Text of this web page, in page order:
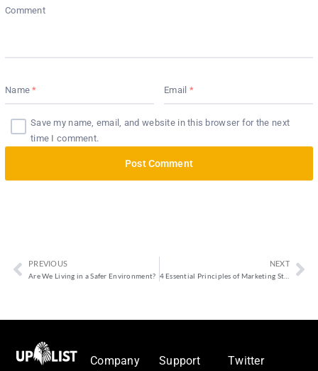
Comment
Name Email
Save my name, email, and website in this browser for the next
time I comment.
PREVIOUS
Are We Living in a Safer Environment?
NEXT
Company Support Twitter